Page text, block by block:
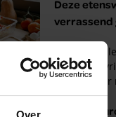
Over